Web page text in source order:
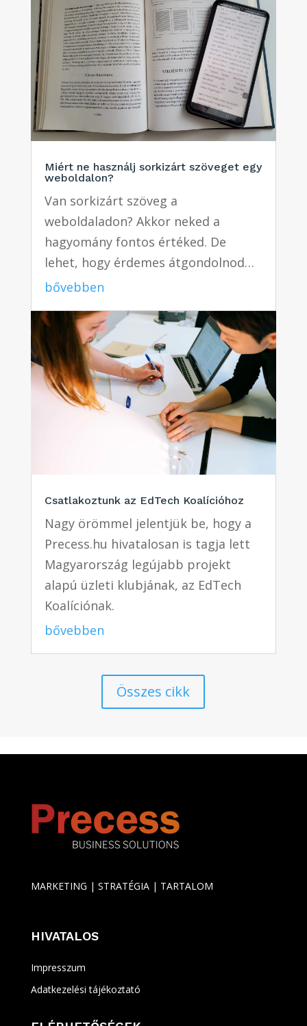
Miért ne használj sorkizárt szöveget egy
weboldalon?
Van sorkizárt szöveg a
weboldaladon? Akkor neked a
hagyomány fontos értéked. De
lehet, hogy érdemes átgondolnod…
bővebben
Csatlakoztunk az EdTech Koalícióhoz
Nagy örömmel jelentjük be, hogy a
Precess.hu hivatalosan is tagja lett
Magyarország legújabb projekt
alapú üzleti klubjának, az EdTech
Koalíciónak.
bővebben
Összes cikk
MARKETING | STRATÉGIA | TARTALOM
HIVATALOS
Impresszum
Adatkezelési tájékoztató